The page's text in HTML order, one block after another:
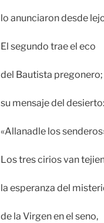
lo anunciaron desde
El segundo trae el eco
del Bautista pregonero;
su mensaje del desierto:
«Allanadle los
Los tres cirios van
la esperanza del
de la Virgen en el seno,